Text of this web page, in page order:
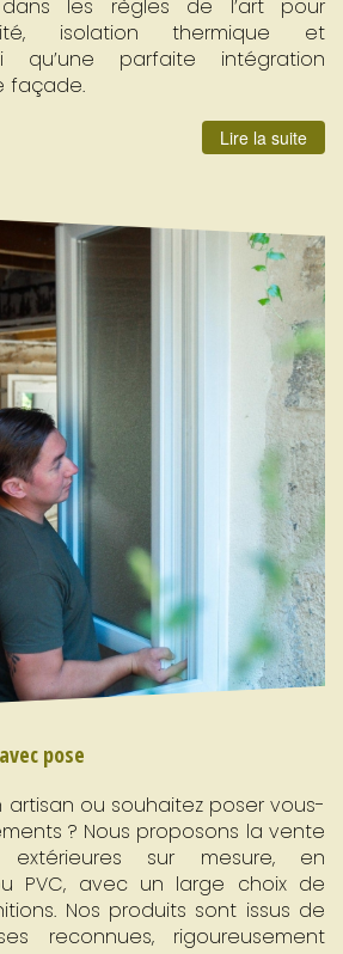
dans les règles de l’art pour
isolation thermique et
qu’une parfaite intégration
façade.
Lire la suite
pose
artisan ou souhaitez poser vous-
? Nous proposons la vente
extérieures sur mesure, en
PVC, avec un large choix de
Nos produits sont issus de
reconnues, rigoureusement